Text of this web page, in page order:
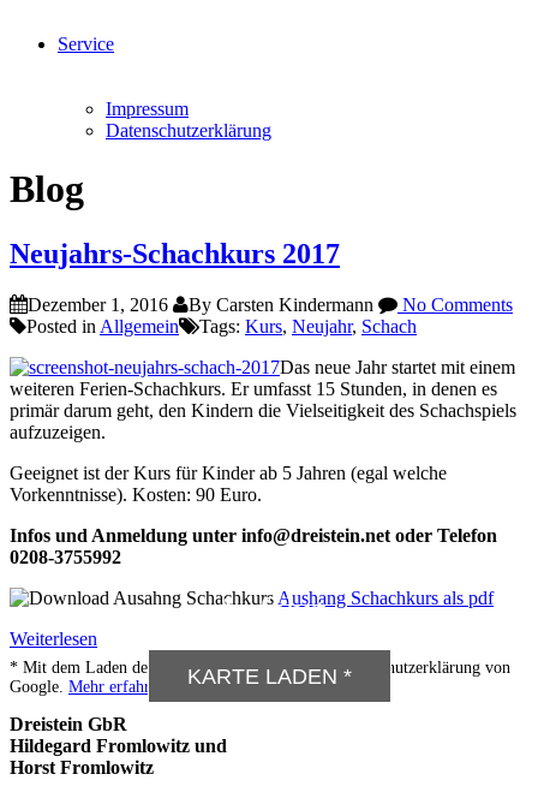
Service
Impressum
Datenschutzerklärung
Blog
Neujahrs-Schachkurs 2017
Dezember 1, 2016 By Carsten Kindermann
No Comments
Posted in Allgemein Tags: Kurs, Neujahr, Schach
Das neue Jahr startet mit einem
weiteren Ferien-Schachkurs. Er umfasst 15 Stunden, in denen es
primär darum geht, den Kindern die Vielseitigkeit des Schachspiels
aufzuzeigen.
Geeignet ist der Kurs für Kinder ab 5 Jahren (egal welche
Vorkenntnisse). Kosten: 90 Euro.
Infos und Anmeldung unter info@dreistein.net oder Telefon
0208-3755992
Aushang Schachkurs als pdf
Weiterlesen
Anfahrt
KARTE LADEN *
* Mit dem Laden der Karte akzeptieren Sie die Datenschutzerklärung von
Google. Mehr erfahren
Dreistein GbR
Hildegard Fromlowitz und
Horst Fromlowitz